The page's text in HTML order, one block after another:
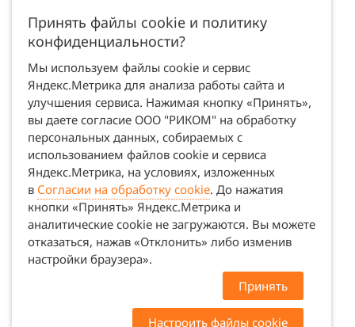
Принять файлы cookie и политику
конфиденциальности?
Мы используем файлы cookie и сервис
Яндекс.Метрика для анализа работы сайта и
улучшения сервиса. Нажимая кнопку «Принять»,
вы даете согласие ООО "РИКОМ" на обработку
персональных данных, собираемых с
использованием файлов cookie и сервиса
Яндекс.Метрика, на условиях, изложенных
в Согласии на обработку cookie. До нажатия
кнопки «Принять» Яндекс.Метрика и
аналитические cookie не загружаются. Вы можете
отказаться, нажав «Отклонить» либо изменив
настройки браузера».
Принять
Настроить файлы cookie